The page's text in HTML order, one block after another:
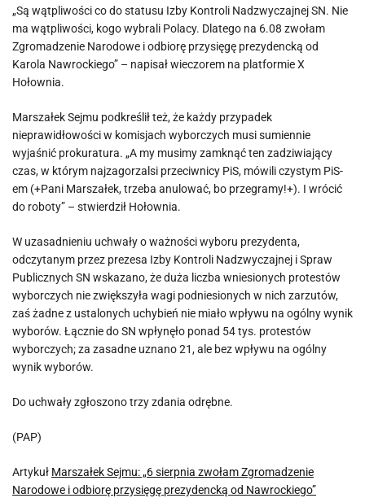
„Są wątpliwości co do statusu Izby Kontroli Nadzwyczajnej SN. Nie
ma wątpliwości, kogo wybrali Polacy. Dlatego na 6.08 zwołam
Zgromadzenie Narodowe i odbiorę przysięgę prezydencką od
Karola Nawrockiego” – napisał wieczorem na platformie X
Hołownia.
Marszałek Sejmu podkreślił też, że każdy przypadek
nieprawidłowości w komisjach wyborczych musi sumiennie
wyjaśnić prokuratura. „A my musimy zamknąć ten zadziwiający
czas, w którym najzagorzalsi przeciwnicy PiS, mówili czystym PiS-
em (+Pani Marszałek, trzeba anulować, bo przegramy!+). I wrócić
do roboty” – stwierdził Hołownia.
W uzasadnieniu uchwały o ważności wyboru prezydenta,
odczytanym przez prezesa Izby Kontroli Nadzwyczajnej i Spraw
Publicznych SN wskazano, że duża liczba wniesionych protestów
wyborczych nie zwiększyła wagi podniesionych w nich zarzutów,
zaś żadne z ustalonych uchybień nie miało wpływu na ogólny wynik
wyborów. Łącznie do SN wpłynęło ponad 54 tys. protestów
wyborczych; za zasadne uznano 21, ale bez wpływu na ogólny
wynik wyborów.
Do uchwały zgłoszono trzy zdania odrębne.
(PAP)
Artykuł Marszałek Sejmu: „6 sierpnia zwołam Zgromadzenie
Narodowe i odbiorę przysięgę prezydencką od Nawrockiego”